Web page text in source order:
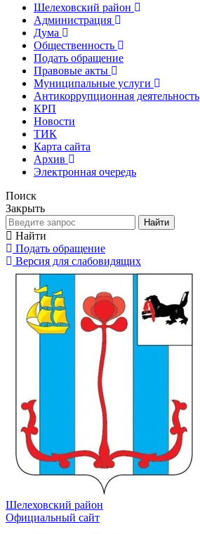
Шелеховский район
Администрация
Дума
Общественность
Подать обращение
Правовые акты
Муниципальные услуги
Антикоррупционная деятельность
КРП
Новости
ТИК
Карта сайта
Архив
Электронная очередь
Поиск
Закрыть
Найти
Найти
Подать обращение
Версия для слабовидящих
Шелеховский район
Официальный сайт